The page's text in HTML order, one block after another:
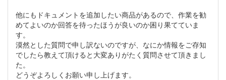
他にもドキュメントを追加したい商品があるので、作業を勧
めてよいのか回答を待ったほうが良いのか困り果てていま
す。
漠然とした質問で申し訳ないのですが、なにか情報をご存知
でしたら教えて頂けると大変ありがたく質問させて頂きまし
た。
どうぞよろしくお願い申し上げます。